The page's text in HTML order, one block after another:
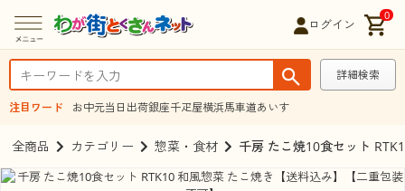
ログイン
0
詳細検索
注目ワード お中元当日出荷銀座千疋屋横浜馬車道あいす
全商品 カテゴリー 惣菜・食材 千房 たこ焼10食セット